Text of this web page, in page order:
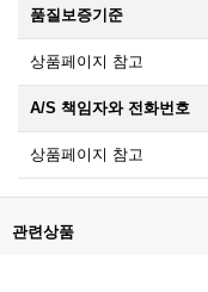
품질보증기준
상품페이지 참고
A/S 책임자와 전화번호
상품페이지 참고
관련상품